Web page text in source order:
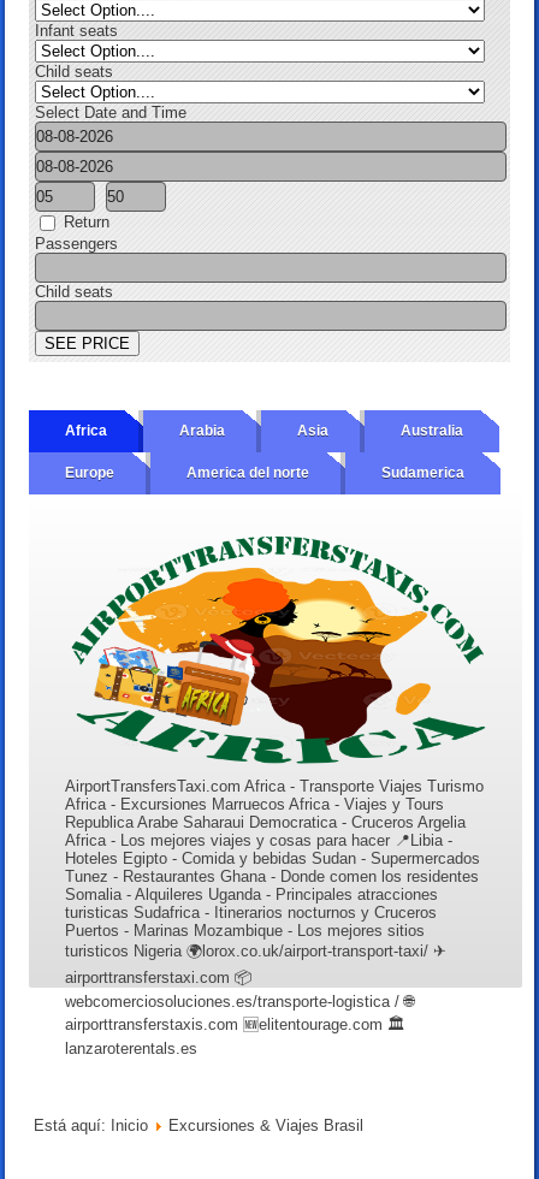
Infant seats
Child seats
Select Date and Time
Return
Passengers
Child seats
Africa Arabia Asia Australia
Europe America del norte Sudamerica
AirportTransfersTaxi.com Africa - Transporte Viajes Turismo
Africa - Excursiones Marruecos Africa - Viajes y Tours
Republica Arabe Saharaui Democratica - Cruceros Argelia
Africa - Los mejores viajes y cosas para hacer 📍Libia -
Hoteles Egipto - Comida y bebidas Sudan - Supermercados
Tunez - Restaurantes Ghana - Donde comen los residentes
Somalia - Alquileres Uganda - Principales atracciones
turisticas Sudafrica - Itinerarios nocturnos y Cruceros
Puertos - Marinas Mozambique - Los mejores sitios
turisticos Nigeria 🌍lorox.co.uk/airport-transport-taxi/ ✈
airporttransferstaxi.com 📦
webcomerciosoluciones.es/transporte-logistica / 🌐
airporttransferstaxis.com 🆕elitentourage.com 🏛️
lanzaroterentals.es
Está aquí: Inicio Excursiones & Viajes Brasil